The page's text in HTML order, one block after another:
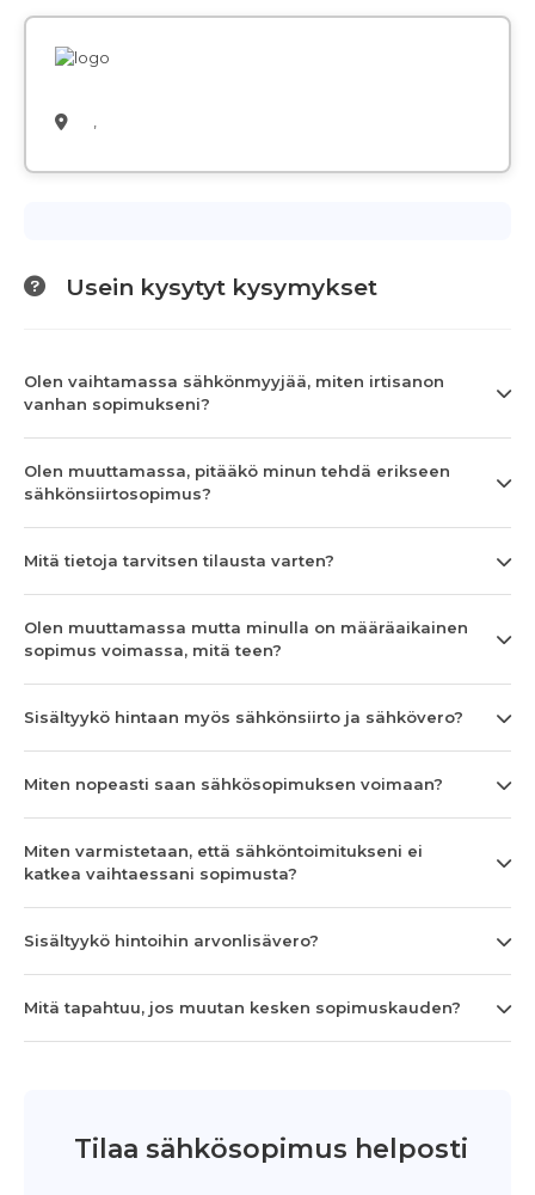
,
Usein kysytyt kysymykset
Olen vaihtamassa sähkönmyyjää, miten irtisanon
vanhan sopimukseni?
Olen muuttamassa, pitääkö minun tehdä erikseen
sähkönsiirtosopimus?
Mitä tietoja tarvitsen tilausta varten?
Olen muuttamassa mutta minulla on määräaikainen
sopimus voimassa, mitä teen?
Sisältyykö hintaan myös sähkönsiirto ja sähkövero?
Miten nopeasti saan sähkösopimuksen voimaan?
Miten varmistetaan, että sähköntoimitukseni ei
katkea vaihtaessani sopimusta?
Sisältyykö hintoihin arvonlisävero?
Mitä tapahtuu, jos muutan kesken sopimuskauden?
Tilaa sähkösopimus helposti